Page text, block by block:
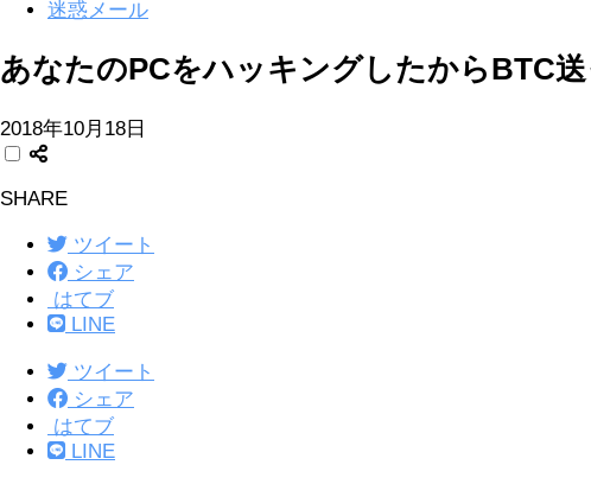
迷惑メール
あなたのPCをハッキングしたからBTC
2018年10月18日
SHARE
ツイート
シェア
はてブ
LINE
ツイート
シェア
はてブ
LINE